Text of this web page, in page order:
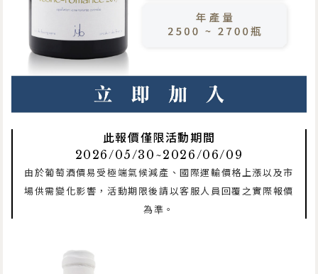
此報價僅限活動期間
2026/05/30~2026/06/09
由於葡萄酒價易受極端氣候減產、國際運輸價格上漲以及市
場供需變化影響，活動期限後請以客服人員回覆之實際報價
為準。